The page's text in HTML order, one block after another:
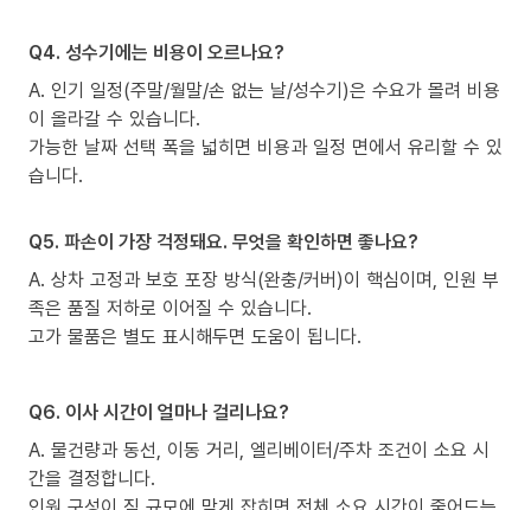
Q4. 성수기에는 비용이 오르나요?
A. 인기 일정(주말/월말/손 없는 날/성수기)은 수요가 몰려 비용
이 올라갈 수 있습니다.
가능한 날짜 선택 폭을 넓히면 비용과 일정 면에서 유리할 수 있
습니다.
Q5. 파손이 가장 걱정돼요. 무엇을 확인하면 좋나요?
A. 상차 고정과 보호 포장 방식(완충/커버)이 핵심이며, 인원 부
족은 품질 저하로 이어질 수 있습니다.
고가 물품은 별도 표시해두면 도움이 됩니다.
Q6. 이사 시간이 얼마나 걸리나요?
A. 물건량과 동선, 이동 거리, 엘리베이터/주차 조건이 소요 시
간을 결정합니다.